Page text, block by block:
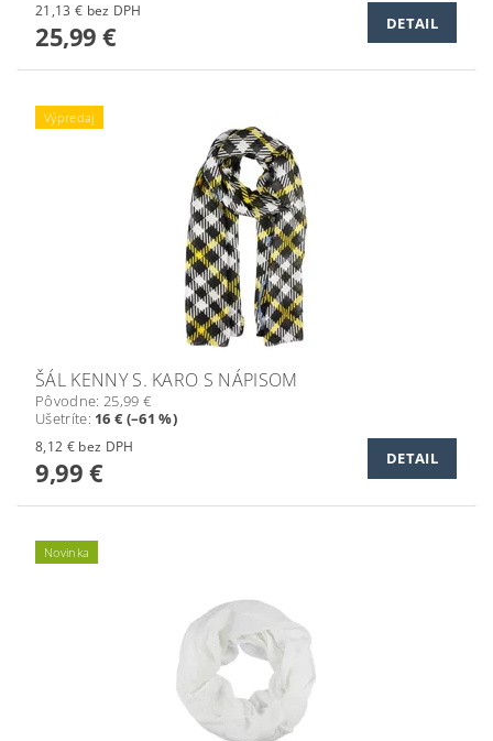
21,13 € bez DPH
25,99 € DETAIL
Výpredaj
ŠÁL KENNY S. KARO S NÁPISOM
Pôvodne: 25,99 €
Ušetríte: 16 € (–61 %)
8,12 € bez DPH
9,99 € DETAIL
Novinka